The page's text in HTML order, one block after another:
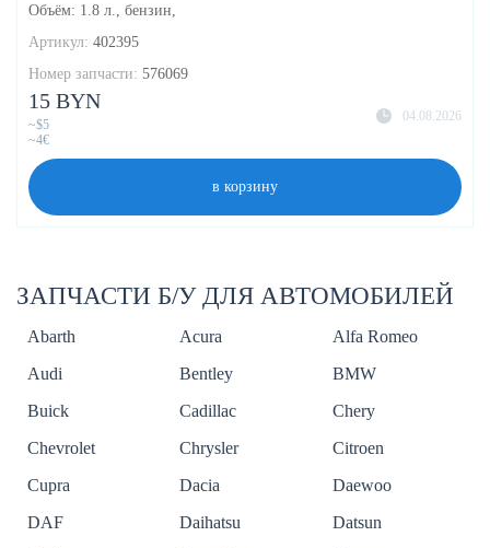
Объём: 1.8 л., бензин,
Артикул: 402395
Номер запчасти: 576069
04.08.2026
15 BYN
~$5
~4€
в корзину
ЗАПЧАСТИ Б/У ДЛЯ АВТОМОБИЛЕЙ
Abarth Acura
Alfa Romeo
Audi
Bentley
BMW
Buick
Cadillac
Chery
Chevrolet
Chrysler
Citroen
Cupra
Dacia
Daewoo
DAF
Daihatsu
Datsun